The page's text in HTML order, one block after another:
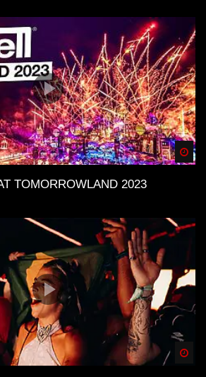
TOMORROWLAND 2023